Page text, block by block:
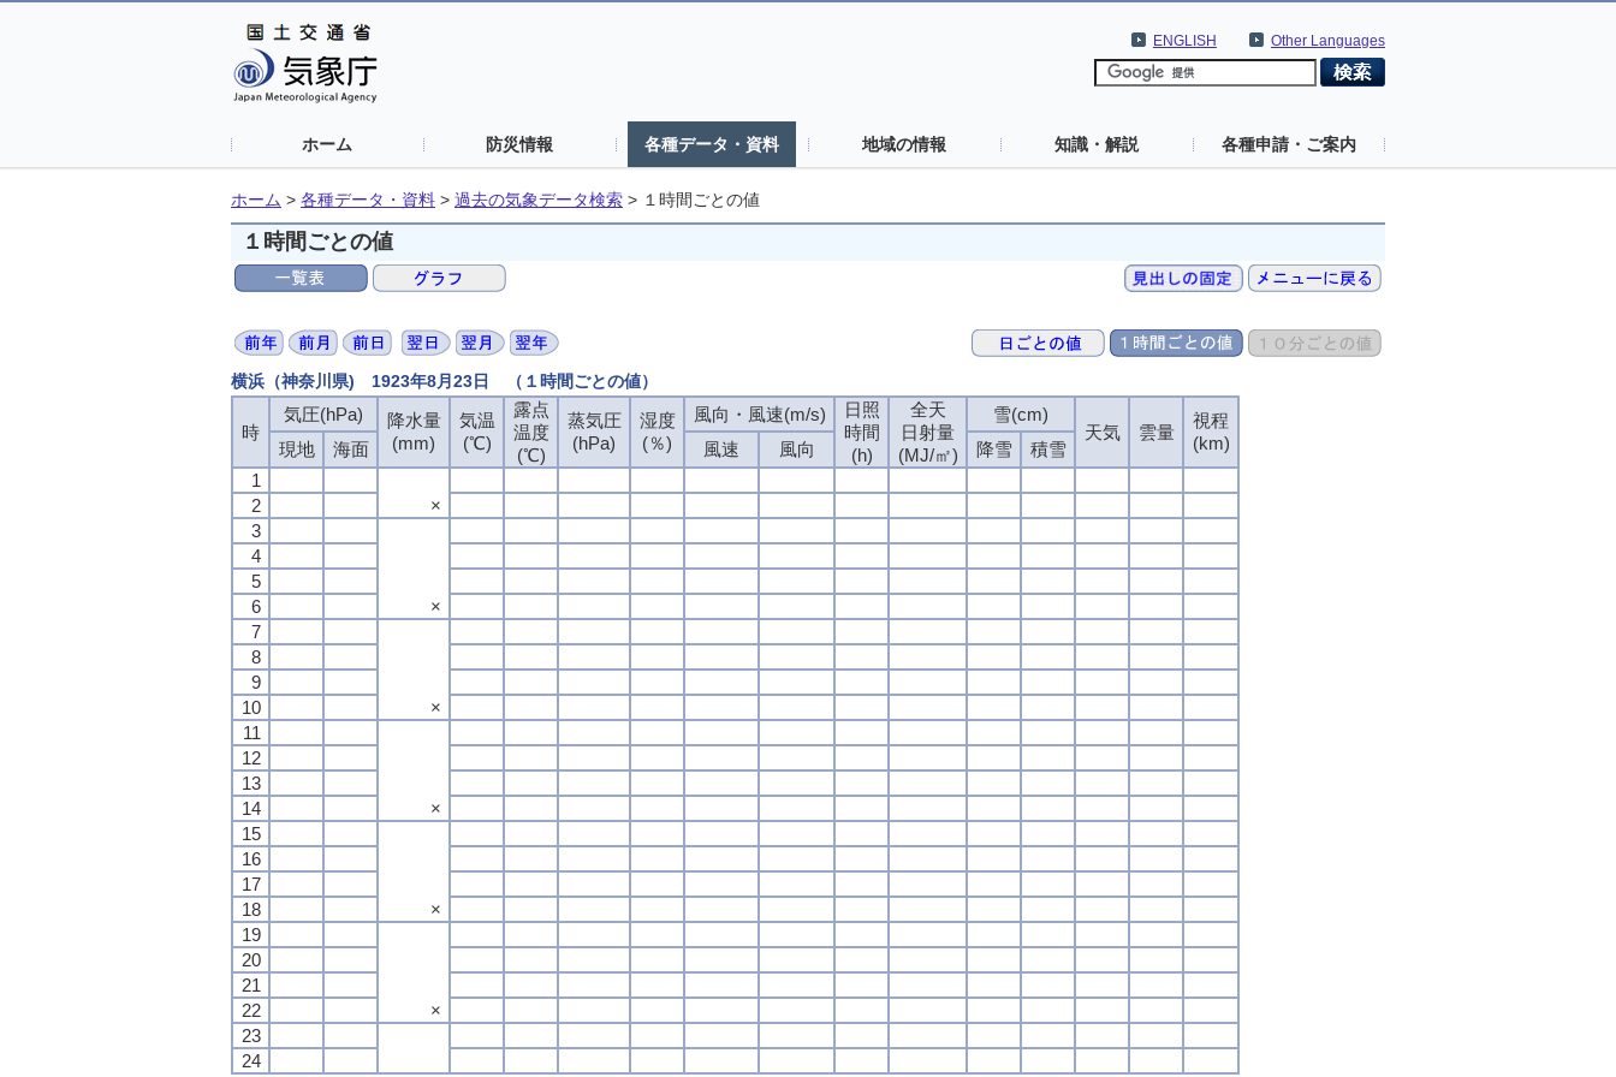
Other Languages
ENGLISH
ホーム 防災情報 各種データ・資料 地域の情報 知識・解説 各種申請・ご案内
ホーム > 各種データ・資料 > 過去の気象データ検索 > １時間ごとの値
１時間ごとの値
横浜（神奈川県) 1923年8月23日 （１時間ごとの値）
時
気圧(hPa)
降水量
(mm)
気温
(℃)
露点
温度
(℃)
蒸気圧
(hPa)
湿度
(％)
風向・風速(m/s)
日照
時間
(h)
全天
日射量
(MJ/㎡)
雪(cm)
天気
雲量
視程
(km)
現地 海面 風速 風向 降雪
積雪
1
×
2
3
×
4
5
6
7
×
8
9
10
11
×
12
13
14
15
×
16
17
18
19
×
20
21
22
23
24